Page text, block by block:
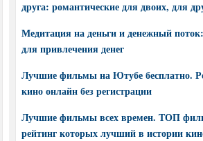
друга: романтические для двоих, для
Медитация на деньги и денежный
для привлечения денег
Лучшие фильмы на Ютубе бесплатно.
кино онлайн без регистрации
Лучшие фильмы всех времен. ТОП
рейтинг которых лучший в истории